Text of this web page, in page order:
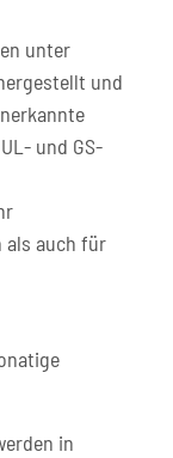
unter
und
und GS-
als auch für
in